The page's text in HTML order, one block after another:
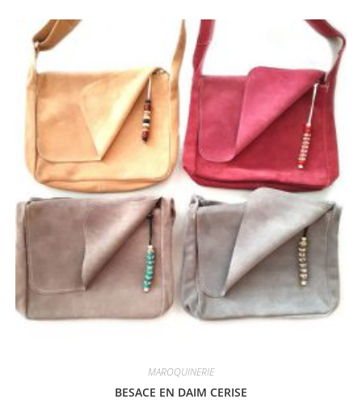
MAROQUINERIE
BESACE EN DAIM CERISE